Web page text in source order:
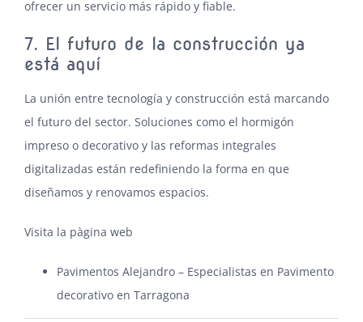
ofrecer un servicio más rápido y fiable.
7. El futuro de la construcción ya
está aquí
La unión entre tecnología y construcción está marcando
el futuro del sector. Soluciones como el hormigón
impreso o decorativo y las reformas integrales
digitalizadas están redefiniendo la forma en que
diseñamos y renovamos espacios.
Visita la pàgina web
Pavimentos Alejandro – Especialistas en Pavimento
decorativo en Tarragona